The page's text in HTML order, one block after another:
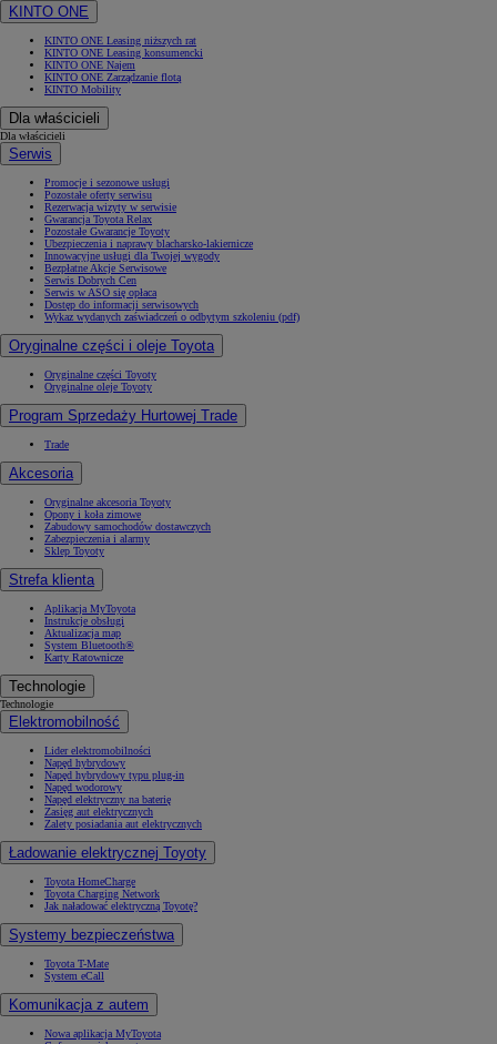
KINTO ONE
KINTO ONE Leasing niższych rat
KINTO ONE Leasing konsumencki
KINTO ONE Najem
KINTO ONE Zarządzanie flotą
KINTO Mobility
Dla właścicieli
Dla właścicieli
Serwis
Promocje i sezonowe usługi
Pozostałe oferty serwisu
Rezerwacja wizyty w serwisie
Gwarancja Toyota Relax
Pozostałe Gwarancje Toyoty
Ubezpieczenia i naprawy blacharsko-lakiernicze
Innowacyjne usługi dla Twojej wygody
Bezpłatne Akcje Serwisowe
Serwis Dobrych Cen
Serwis w ASO się opłaca
Dostęp do informacji serwisowych
Wykaz wydanych zaświadczeń o odbytym szkoleniu (pdf)
Oryginalne części i oleje Toyota
Oryginalne części Toyoty
Oryginalne oleje Toyoty
Program Sprzedaży Hurtowej Trade
Trade
Akcesoria
Oryginalne akcesoria Toyoty
Opony i koła zimowe
Zabudowy samochodów dostawczych
Zabezpieczenia i alarmy
Sklep Toyoty
Strefa klienta
Aplikacja MyToyota
Instrukcje obsługi
Aktualizacja map
System Bluetooth®
Karty Ratownicze
Technologie
Technologie
Elektromobilność
Lider elektromobilności
Napęd hybrydowy
Napęd hybrydowy typu plug-in
Napęd wodorowy
Napęd elektryczny na baterię
Zasięg aut elektrycznych
Zalety posiadania aut elektrycznych
Ładowanie elektrycznej Toyoty
Toyota HomeCharge
Toyota Charging Network
Jak naładować elektryczną Toyotę?
Systemy bezpieczeństwa
Toyota T-Mate
System eCall
Komunikacja z autem
Nowa aplikacja MyToyota